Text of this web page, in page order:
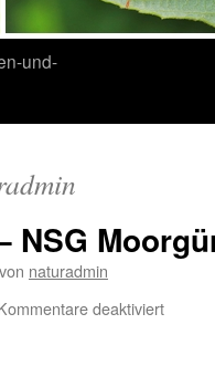
und-
NSG
von naturadmin
deaktiviertfür